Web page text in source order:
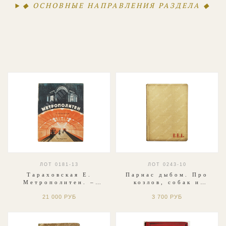
◆ ОСНОВНЫЕ НАПРАВЛЕНИЯ РАЗДЕЛА ◆
ЛОТ 0181-13
Тараховская Е.
Метрополитен. –
детской литературы,
21 000 РУБ
ЛОТ 0243-10
Парнас дыбом. Про
козлов, собак и
1926
3 700 РУБ